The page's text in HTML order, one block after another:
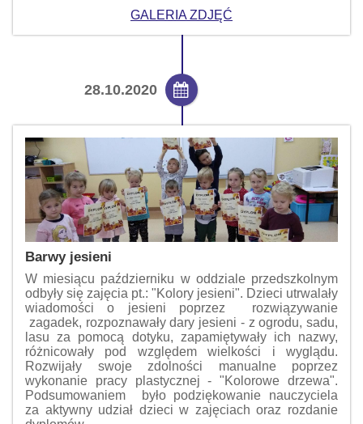
GALERIA ZDJĘĆ
28.10.2020
Barwy jesieni
W miesiącu październiku w oddziale przedszkolnym
odbyły się zajęcia pt.: "Kolory jesieni". Dzieci utrwalały
wiadomości o jesieni poprzez rozwiązywanie
zagadek, rozpoznawały dary jesieni - z ogrodu, sadu,
lasu za pomocą dotyku, zapamiętywały ich nazwy,
różnicowały pod względem wielkości i wyglądu.
Rozwijały swoje zdolności manualne poprzez
wykonanie pracy plastycznej - "Kolorowe drzewa".
Podsumowaniem było podziękowanie nauczyciela
za aktywny udział dzieci w zajęciach oraz rozdanie